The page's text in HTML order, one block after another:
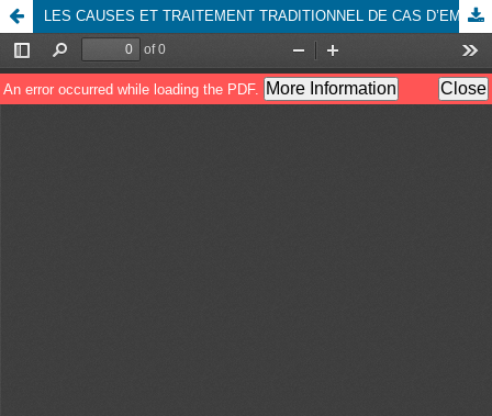
LES CAUSES ET TRAITEMENT TRADITIONNEL DE CAS D’EMPOISONNEMENT CHEZ LES HABITANTS DE LA VILLE DE KALEMIE